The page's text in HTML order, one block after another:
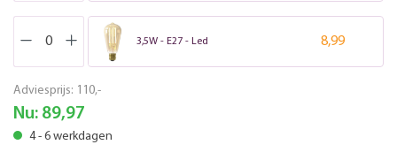
3,5W - E27 - Led 8,99
Adviesprijs: 110,-
Nu: 89,97
4 - 6 werkdagen